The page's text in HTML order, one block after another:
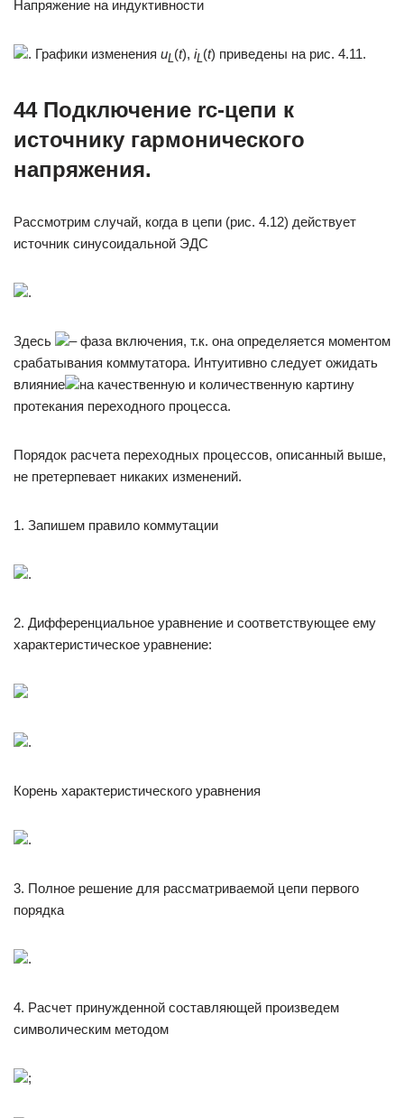
Напряжение на индуктивности
. Графики изменения uL(t), iL(t) приведены на рис. 4.11.
44 Подключение rc-цепи к
источнику гармонического
напряжения.
Рассмотрим случай, когда в цепи (рис. 4.12) действует
источник синусоидальной ЭДС
.
Здесь
– фаза включения, т.к. она определяется моментом
срабатывания коммутатора. Интуитивно следует ожидать
влияние
на качественную и количественную картину
протекания переходного процесса.
Порядок расчета переходных процессов, описанный выше,
не претерпевает никаких изменений.
1. Запишем правило коммутации
.
2. Дифференциальное уравнение и соответствующее ему
характеристическое уравнение:
.
Корень характеристического уравнения
.
3. Полное решение для рассматриваемой цепи первого
порядка
.
4. Расчет принужденной составляющей произведем
символическим методом
;